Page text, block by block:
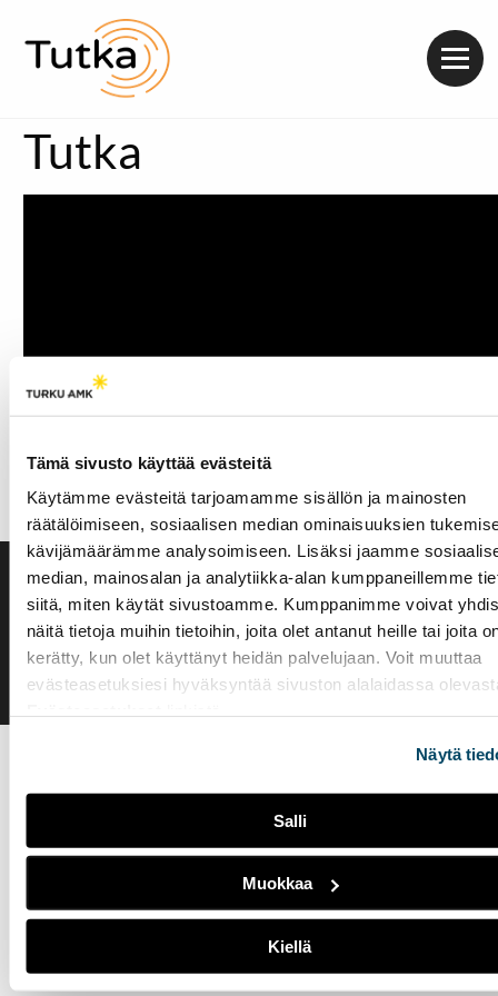
Tämä sivusto käyttää evästeitä
Käytämme evästeitä tarjoamamme sisällön ja mainosten
räätälöimiseen, sosiaalisen median ominaisuuksien
kävijämäärämme analysoimiseen. Lisäksi jaamme
median, mainosalan ja analytiikka-alan kumppaneillemme
siitä, miten käytät sivustoamme. Kumppanimme voivat
näitä tietoja muihin tietoihin, joita olet antanut heille tai joita
kerätty, kun olet käyttänyt heidän palvelujaan. Voit muuttaa
evästeasetuksiesi hyväksyntää sivuston alalaidassa
Näytä
Salli
Muokkaa
Kiellä
Tutka
Saavutettavuusseloste
Evästeasetukset